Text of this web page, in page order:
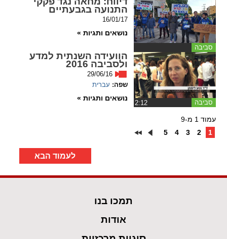
סביבה
התנועה בגבעתיים
16/01/17
נושאים ותגיות »
סביבה
הוועידה השנתית למדע
ולסביבה 2016
29/06/16
שפה: עברית
נושאים ותגיות »
עמוד 1 מ-9
1
2
3
4
5
לעמוד הבא
תמכו בנו
אודות